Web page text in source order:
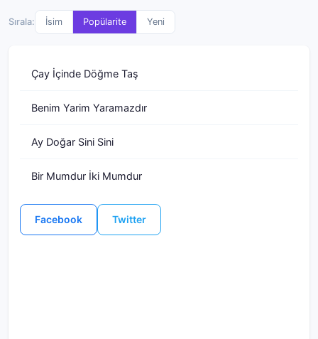
Sırala: İsim Popülarite Yeni
Çay İçinde Döğme Taş
Benim Yarim Yaramazdır
Ay Doğar Sini Sini
Bir Mumdur İki Mumdur
Facebook Twitter